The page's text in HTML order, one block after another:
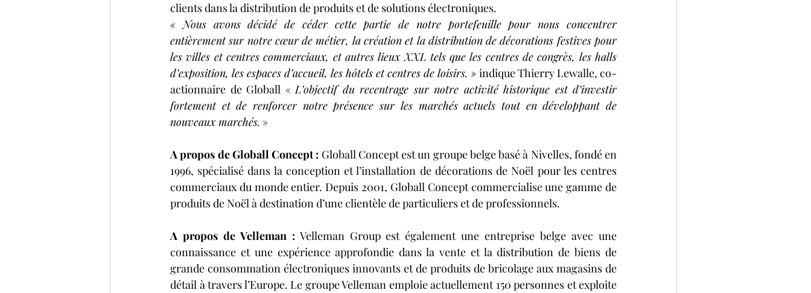
clients dans la distribution de produits et de solutions électroniques.
« Nous avons décidé de céder cette partie de notre portefeuille pour nous concentrer
entièrement sur notre cœur de métier, la création et la distribution de décorations festives pour
les villes et centres commerciaux, et autres lieux XXL tels que les centres de congrès, les halls
d’exposition, les espaces d’accueil, les hôtels et centres de loisirs. » indique Thierry Lewalle, co-
actionnaire de Globall « L’objectif du recentrage sur notre activité historique est d’investir
fortement et de renforcer notre présence sur les marchés actuels tout en développant de
nouveaux marchés. »
A propos de Globall Concept : Globall Concept est un groupe belge basé à Nivelles, fondé en
1996, spécialisé dans la conception et l’installation de décorations de Noël pour les centres
commerciaux du monde entier. Depuis 2001, Globall Concept commercialise une gamme de
produits de Noël à destination d’une clientèle de particuliers et de professionnels.
A propos de Velleman : Velleman Group est également une entreprise belge avec une
connaissance et une expérience approfondie dans la vente et la distribution de biens de
grande consommation électroniques innovants et de produits de bricolage aux magasins de
détail à travers l’Europe. Le groupe Velleman emploie actuellement 150 personnes et exploite